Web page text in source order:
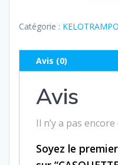
Catégorie : KELOTRAMPO
Avis (0)
Avis
Il n’y a pas encore
Soyez le